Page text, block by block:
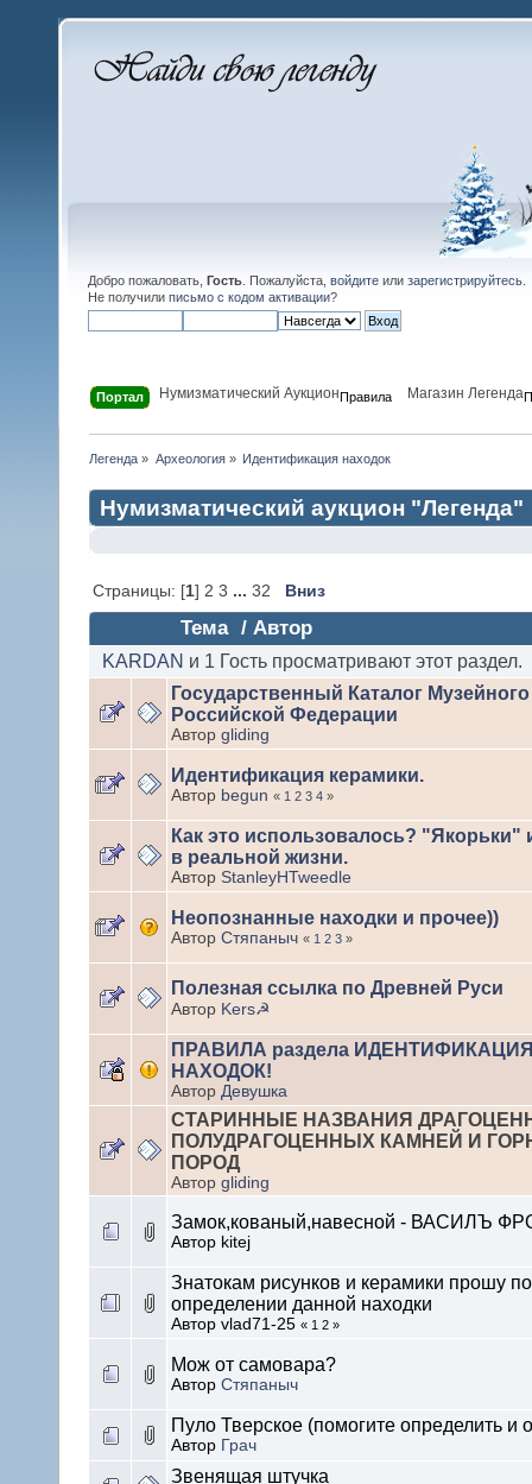
Добро пожаловать, Гость . Пожалуйста, войдите или зарегистрируйтесь
Не получили письмо с кодом активации?
Портал Нумизматический АукционПравила Магазин Легенда
Легенда » Археология» Идентификация находок
Нумизматический аукцион "Легенда"
Страницы: [1] 2 3 ... 32 Вниз
Тема / Автор
KARDAN и 1 Гость просматривают этот раздел.
Государственный Каталог
Российской Федерации
Автор gliding
Идентификация керамики.
Автор begun « 1 2 3 4 »
Как это использовалось? "Якорьки"
в реальной жизни.
Автор StanleyHTweedle
Неопознанные находки и прочее))
Автор Стяпаныч « 1 2 3 »
Полезная ссылка по Древней Руси
Автор Kers☭
ПРАВИЛА раздела
НАХОДОК!
Автор Девушка
СТАРИННЫЕ НАЗВАНИЯ
ПОЛУДРАГОЦЕННЫХ КАМНЕЙ И
ПОРОД
Автор gliding
Замок,кованый,навесной - ВАСИЛЪ
Автор kitej
Знатокам рисунков и керамики прошу
определении данной находки
Автор vlad71-25 « 1 2 »
Мож от самовара?
Автор Стяпаныч
Пуло Тверское (помогите определить и
Автор Грач
Звенящая штучка